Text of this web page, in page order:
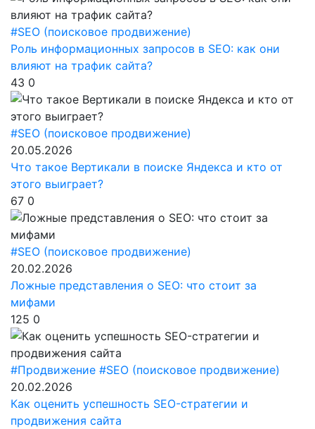
#SEO (поисковое продвижение)
Роль информационных запросов в SEO: как они
влияют на трафик сайта?
43 0
#SEO (поисковое продвижение)
20.05.2026
Что такое Вертикали в поиске Яндекса и кто от
этого выиграет?
67 0
#SEO (поисковое продвижение)
20.02.2026
Ложные представления о SEO: что стоит за
мифами
125 0
#Продвижение #SEO (поисковое продвижение)
20.02.2026
Как оценить успешность SEO-стратегии и
продвижения сайта